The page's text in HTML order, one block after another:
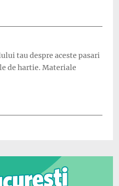
tau despre aceste pasari
de hartie. Materiale